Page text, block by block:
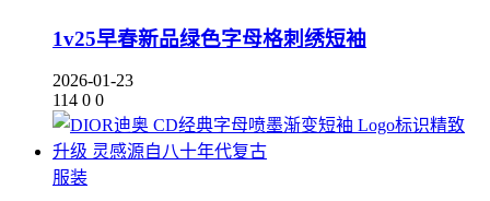
1v25早春新品绿色字母格刺绣短袖
2026-01-23
114 0 0
服装